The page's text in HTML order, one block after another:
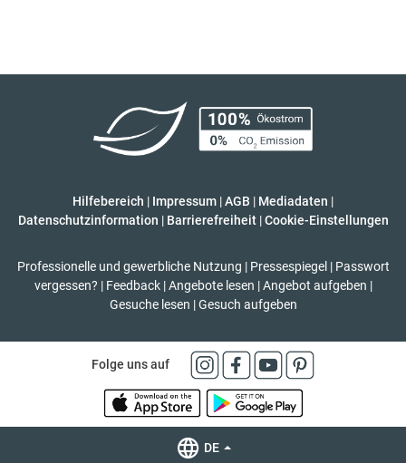
Hilfebereich | Impressum |AGB | Mediadaten |
Datenschutzinformation | Barrierefreiheit | Cookie-Einstellungen
Professionelle und gewerbliche Nutzung | Pressespiegel | Passwort
vergessen? | Feedback | Angebote lesen | Angebot aufgeben |
Gesuche lesen | Gesuch aufgeben
Folge uns auf
DE